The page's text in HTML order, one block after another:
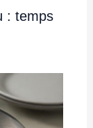
: temps